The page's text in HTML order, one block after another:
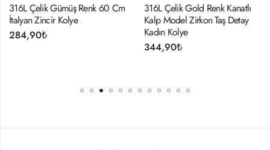
316L Çelik Gümüş Renk 60 Cm
İtalyan Zincir Kolye
284,90₺
316L Çelik Gold Renk Kanatlı
Kalp Model Zirkon Taş Detay
Kadın Kolye
344,90₺